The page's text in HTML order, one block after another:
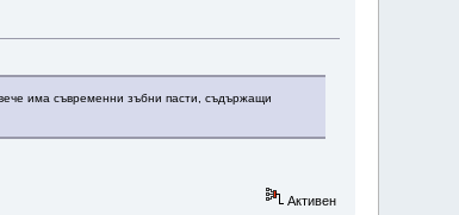
има съвременни зъбни пасти, съдържащи
Активен